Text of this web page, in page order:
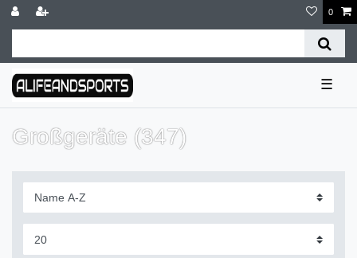
0
☰
Großgeräte (347)